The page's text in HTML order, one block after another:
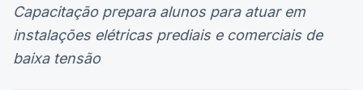
Capacitação prepara alunos para atuar em
instalações elétricas prediais e comerciais de
baixa tensão